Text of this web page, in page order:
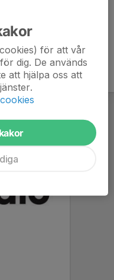
för att vår
dig. De används
att hjälpa oss att